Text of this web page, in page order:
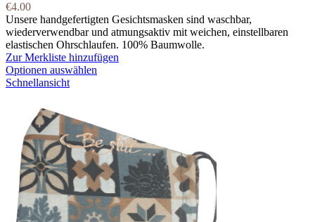
€4.00
Unsere handgefertigten Gesichtsmasken sind waschbar,
wiederverwendbar und atmungsaktiv mit weichen, einstellbaren
elastischen Ohrschlaufen. 100% Baumwolle.
Zur Merkliste hinzufügen
Optionen auswählen
Schnellansicht